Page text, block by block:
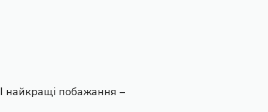
І найкращі побажання –